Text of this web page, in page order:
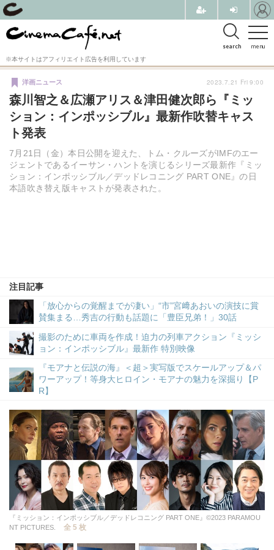
menu
search
※本サイトはアフィリエイト広告を利用しています
森川智之＆広瀬アリス＆津田健次郎ら『ミッ
ション：インポッシブル』最新作吹替キャス
ト発表
7月21日（金）本日公開を迎えた、トム・クルーズがIMFのエー
ジェントであるイーサン・ハントを演じるシリーズ最新作『ミッ
ション：インポッシブル／デッドレコニング PART ONE』の日
本語吹き替え版キャストが発表された。
洋画ニュース
注目記事
「放心からの覚醒までが凄い」“市”宮﨑あおいの演技に賞
賛集まる…秀吉の行動も話題に「豊臣兄弟！」30話
撮影のために車両を作成！迫力の列車アクション『ミッシ
ョン：インポッシブル』最新作 特別映像
『モアナと伝説の海』＜超＞実写版でスケールアップ＆パ
ワーアップ！等身大ヒロイン・モアナの魅力を深掘り【P
R】
2023.7.21 Fri 9:00
『ミッション：インポッシブル／デッドレコニング PART ONE』©2023 PARAMOU
NT PICTURES.
全 5 枚